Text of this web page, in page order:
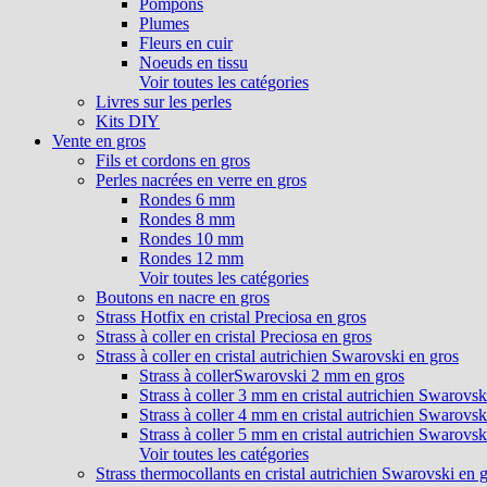
Pompons
Plumes
Fleurs en cuir
Noeuds en tissu
Voir toutes les catégories
Livres sur les perles
Kits DIY
Vente en gros
Fils et cordons en gros
Perles nacrées en verre en gros
Rondes 6 mm
Rondes 8 mm
Rondes 10 mm
Rondes 12 mm
Voir toutes les catégories
Boutons en nacre en gros
Strass Hotfix en cristal Preciosa en gros
Strass à coller en cristal Preciosa en gros
Strass à coller en cristal autrichien Swarovski en gros
Strass à collerSwarovski 2 mm en gros
Strass à coller 3 mm en cristal autrichien
Strass à coller 4 mm en cristal autrichien
Strass à coller 5 mm en cristal autrichien
Voir toutes les catégories
Strass thermocollants en cristal autrichien Swarovski en